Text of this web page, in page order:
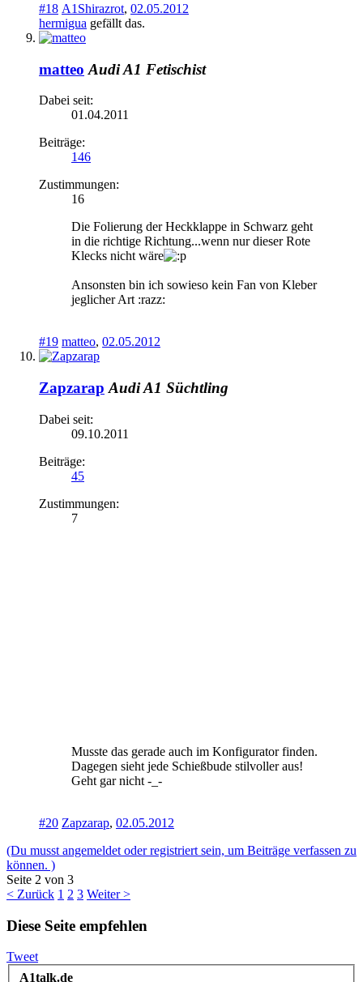
#18 A1Shirazrot, 02.05.2012
hermigua gefällt das.
matteo Audi A1 Fetischist
Dabei seit:
01.04.2011
Beiträge:
146
Zustimmungen:
16
Die Folierung der Heckklappe in Schwarz geht
in die richtige Richtung...wenn nur dieser Rote
Klecks nicht wäre
Ansonsten bin ich sowieso kein Fan von Kleber
jeglicher Art :razz:
#19 matteo, 02.05.2012
Zapzarap Audi A1 Süchtling
Dabei seit:
09.10.2011
Beiträge:
45
Zustimmungen:
7
Musste das gerade auch im Konfigurator finden.
Dagegen sieht jede Schießbude stilvoller aus!
Geht gar nicht -_-
#20 Zapzarap, 02.05.2012
(Du musst angemeldet oder registriert sein, um Beiträge verfassen zu
können. )
Seite 2 von 3
< Zurück 1 2 3 Weiter >
Diese Seite empfehlen
Tweet
A1talk.de